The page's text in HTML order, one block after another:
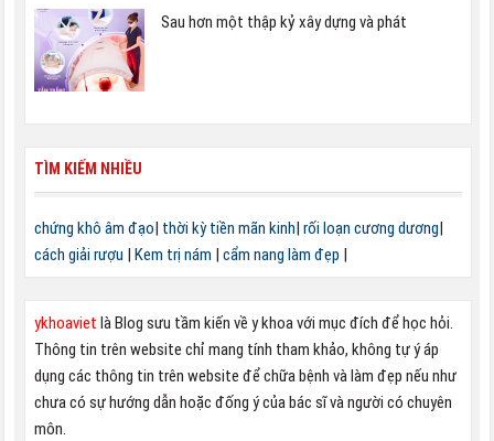
Sau hơn một thập kỷ xây dựng và phát
TÌM KIẾM NHIỀU
chứng khô âm đạo| thời kỳ tiền mãn kinh| rối loạn cương dương|
cách giải rượu | Kem trị nám | cẩm nang làm đẹp |
ykhoaviet là Blog sưu tầm kiến về y khoa với mục đích để học hỏi.
Thông tin trên website chỉ mang tính tham khảo, không tự ý áp
dụng các thông tin trên website để chữa bệnh và làm đẹp nếu như
chưa có sự hướng dẫn hoặc đống ý của bác sĩ và người có chuyên
môn.